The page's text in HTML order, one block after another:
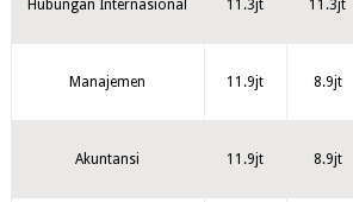
Hubungan Internasional 11.3jt 11.3jt
Manajemen 11.9jt 8.9jt
Akuntansi 11.9jt 8.9jt